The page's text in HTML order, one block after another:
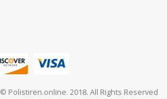
© Polistiren.online. 2018. All Rights Reserved